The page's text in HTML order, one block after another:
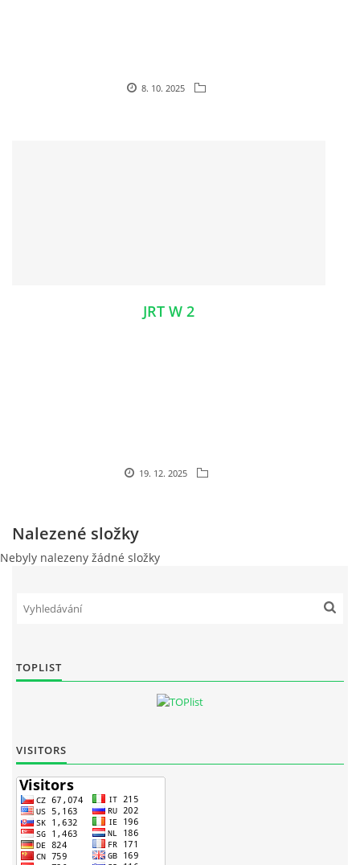
8. 10. 2025
JRT W 2
19. 12. 2025
Nalezené složky
Nebyly nalezeny žádné složky
TOPLIST
VISITORS